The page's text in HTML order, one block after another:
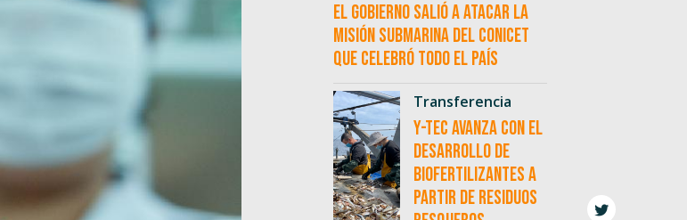
El Gobierno salió a atacar la
misión submarina del CONICET
que celebró todo el país
Transferencia
Y-TEC avanza con el
desarrollo de
biofertilizantes a
partir de residuos